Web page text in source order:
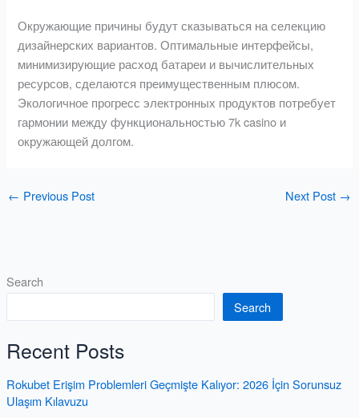
Search
Search
Recent Posts
Rokubet Erişim Problemleri Geçmişte Kalıyor: 2026 İçin Sorunsuz
Ulaşım Kılavuzu
Окружающие причины будут сказываться на селекцию
дизайнерских вариантов. Оптимальные интерфейсы,
минимизирующие расход батареи и вычислительных
ресурсов, сделаются преимущественным плюсом.
Экологичное прогресс электронных продуктов потребует
гармонии между функциональностью 7k casino и
окружающей долгом.
← Previous Post Next Post →